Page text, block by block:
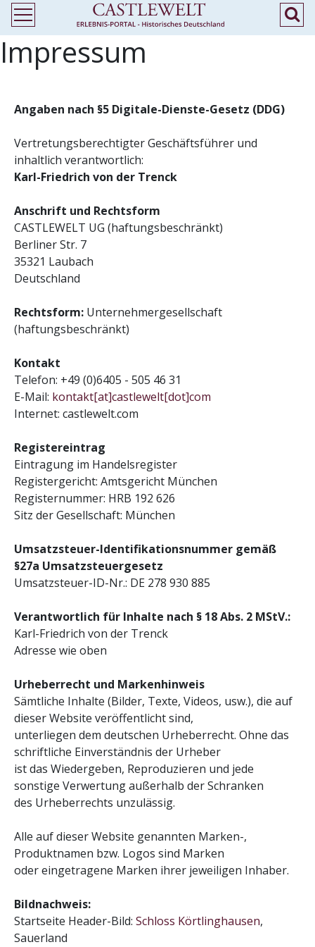
Impressum
Angaben nach §5 Digitale-Dienste-Gesetz (DDG)
Vertretungsberechtigter Geschäftsführer und
inhaltlich verantwortlich:
Karl-Friedrich von der Trenck
Anschrift und Rechtsform
CASTLEWELT UG (haftungsbeschränkt)
Berliner Str. 7
35321 Laubach
Deutschland
Rechtsform: Unternehmergesellschaft
(haftungsbeschränkt)
Kontakt
Telefon: +49 (0)6405 - 505 46 31
E-Mail: kontakt[at]castlewelt[dot]com
Internet: castlewelt.com
Registereintrag
Eintragung im Handelsregister
Registergericht: Amtsgericht München
Registernummer: HRB 192 626
Sitz der Gesellschaft: München
Umsatzsteuer-Identifikationsnummer gemäß
§27a Umsatzsteuergesetz
Umsatzsteuer-ID-Nr.: DE 278 930 885
Verantwortlich für Inhalte nach § 18 Abs. 2 MStV.:
Karl-Friedrich von der Trenck
Adresse wie oben
Urheberrecht und Markenhinweis
Sämtliche Inhalte (Bilder, Texte, Videos, usw.), die auf
dieser Website veröffentlicht sind,
unterliegen dem deutschen Urheberrecht. Ohne das
schriftliche Einverständnis der Urheber
ist das Wiedergeben, Reproduzieren und jede
sonstige Verwertung außerhalb der Schranken
des Urheberrechts unzulässig.
Alle auf dieser Website genannten Marken-,
Produktnamen bzw. Logos sind Marken
oder eingetragene Marken ihrer jeweiligen Inhaber.
Bildnachweis:
Startseite Header-Bild: Schloss Körtlinghausen,
Sauerland